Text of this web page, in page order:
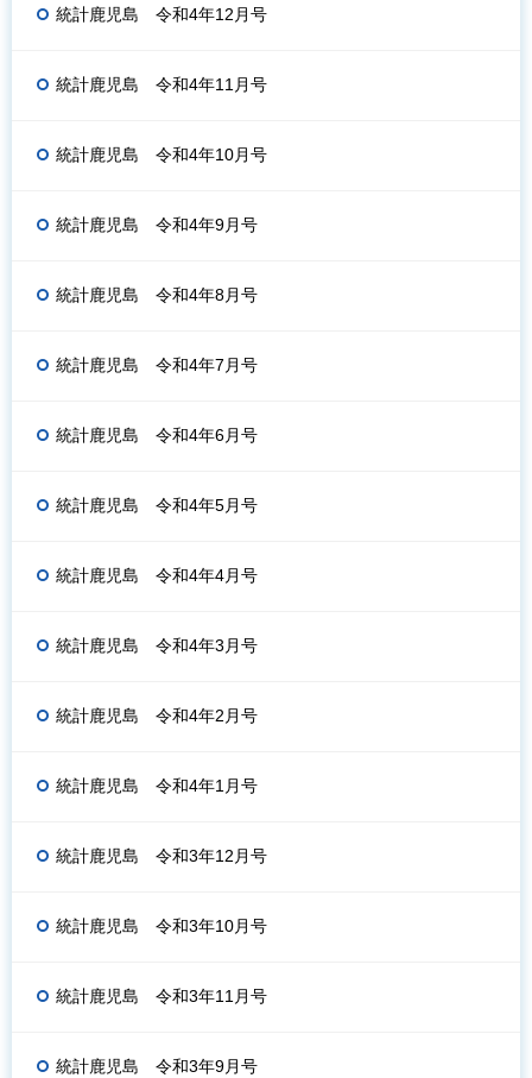
統計鹿児島 令和4年12月号
統計鹿児島 令和4年11月号
統計鹿児島 令和4年10月号
統計鹿児島 令和4年9月号
統計鹿児島 令和4年8月号
統計鹿児島 令和4年7月号
統計鹿児島 令和4年6月号
統計鹿児島 令和4年5月号
統計鹿児島 令和4年4月号
統計鹿児島 令和4年3月号
統計鹿児島 令和4年2月号
統計鹿児島 令和4年1月号
統計鹿児島 令和3年12月号
統計鹿児島 令和3年10月号
統計鹿児島 令和3年11月号
統計鹿児島 令和3年9月号